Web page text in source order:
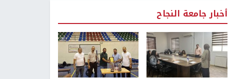
أخبار جامعة النجاح